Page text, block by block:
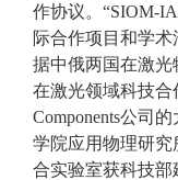
作协议。“SIOM-
际合作项目和学
据中俄两国在激光
在激光领域科技合
Components公司
学院应用物理研究
合实验室获科技部